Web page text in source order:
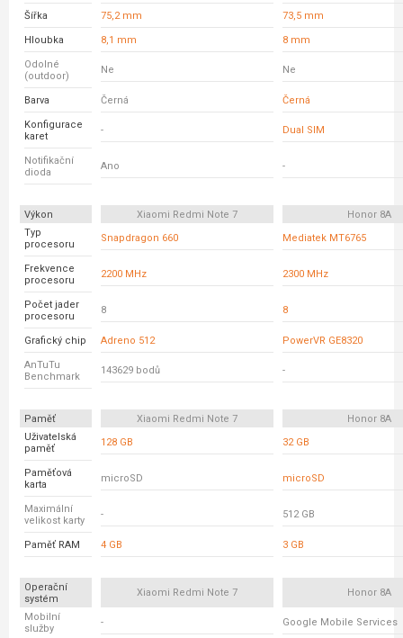
Šířka 75,2 mm 73,5 mm
Hloubka 8,1 mm 8 mm
Odolné
(outdoor)
Ne Ne
Barva Černá Černá
Konfigurace
karet
- Dual SIM
Notifikační
dioda
Ano -
Výkon Xiaomi Redmi Note 7
Honor 8A
Typ
procesoru
Snapdragon 660 Mediatek MT6765
Frekvence
procesoru
2200 MHz 2300 MHz
Počet jader
procesoru
8 8
Grafický chip Adreno 512 PowerVR GE8320
AnTuTu
Benchmark
143629 bodů -
Paměť Xiaomi Redmi Note 7
Honor 8A
Uživatelská
paměť
128 GB 32 GB
Paměťová
karta
microSD microSD
Maximální
velikost karty
- 512 GB
Paměť RAM 4 GB 3 GB
Operační
systém
Xiaomi Redmi Note 7 Honor 8A
Mobilní
služby
- Google Mobile Services